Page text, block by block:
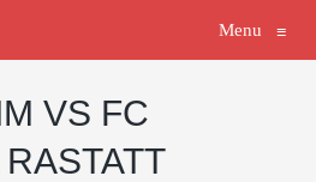
Menu ≡
VS FC